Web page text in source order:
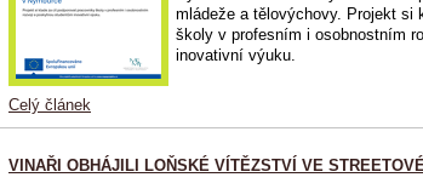
mládeže a tělovýchovy. Projekt si
školy v profesním i osobnostním
inovativní výuku.
Celý článek
VINAŘI OBHÁJILI LOŇSKÉ VÍTĚZSTVÍ VE